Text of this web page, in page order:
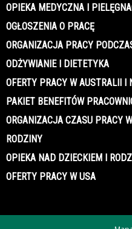
OPIEKA MEDYCZNA I
OGŁOSZENIA O PRACĘ
ORGANIZACJA PRACY
ODŻYWIANIE I DIETETYKA
OFERTY PRACY W AUSTRALII I
PAKIET BENEFITÓW
ORGANIZACJA CZASU PRACY
RODZINY
OPIEKA NAD DZIECKIEM I
OFERTY PRACY W USA